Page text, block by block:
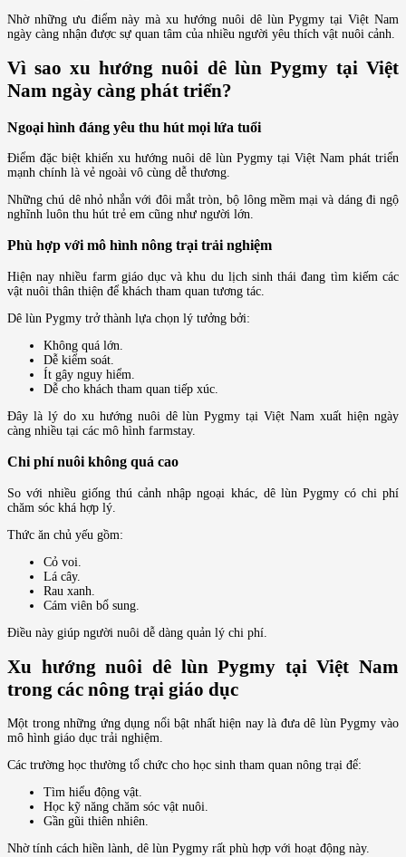
Nhờ những ưu điểm này mà xu hướng nuôi dê lùn Pygmy tại Việt Nam
ngày càng nhận được sự quan tâm của nhiều người yêu thích vật nuôi cảnh.
Vì sao xu hướng nuôi dê lùn Pygmy tại Việt
Nam ngày càng phát triển?
Ngoại hình đáng yêu thu hút mọi lứa tuổi
Điểm đặc biệt khiến xu hướng nuôi dê lùn Pygmy tại Việt Nam phát triển
mạnh chính là vẻ ngoài vô cùng dễ thương.
Những chú dê nhỏ nhắn với đôi mắt tròn, bộ lông mềm mại và dáng đi ngộ
nghĩnh luôn thu hút trẻ em cũng như người lớn.
Phù hợp với mô hình nông trại trải nghiệm
Hiện nay nhiều farm giáo dục và khu du lịch sinh thái đang tìm kiếm các
vật nuôi thân thiện để khách tham quan tương tác.
Dê lùn Pygmy trở thành lựa chọn lý tưởng bởi:
Không quá lớn.
Dễ kiểm soát.
Ít gây nguy hiểm.
Dễ cho khách tham quan tiếp xúc.
Đây là lý do xu hướng nuôi dê lùn Pygmy tại Việt Nam xuất hiện ngày
càng nhiều tại các mô hình farmstay.
Chi phí nuôi không quá cao
So với nhiều giống thú cảnh nhập ngoại khác, dê lùn Pygmy có chi phí
chăm sóc khá hợp lý.
Thức ăn chủ yếu gồm:
Cỏ voi.
Lá cây.
Rau xanh.
Cám viên bổ sung.
Điều này giúp người nuôi dễ dàng quản lý chi phí.
Xu hướng nuôi dê lùn Pygmy tại Việt Nam
trong các nông trại giáo dục
Một trong những ứng dụng nổi bật nhất hiện nay là đưa dê lùn Pygmy vào
mô hình giáo dục trải nghiệm.
Các trường học thường tổ chức cho học sinh tham quan nông trại để:
Tìm hiểu động vật.
Học kỹ năng chăm sóc vật nuôi.
Gần gũi thiên nhiên.
Nhờ tính cách hiền lành, dê lùn Pygmy rất phù hợp với hoạt động này.